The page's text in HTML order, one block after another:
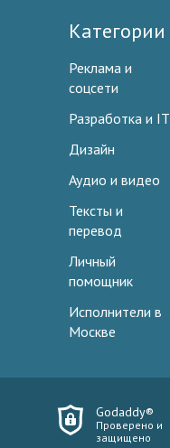
Категории
Реклама и
соцсети
Разработка и IT
Дизайн
Аудио и видео
Тексты и
перевод
Личный
помощник
Исполнители в
Москве
Godaddy®
Проверено и
защищено